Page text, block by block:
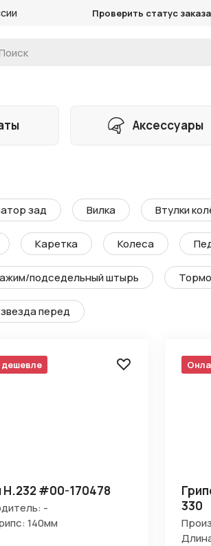
Проверить статус заказа
Аксессуары
зад Вилка Втулки
Каретка Колеса
подседельный штырь
перед
H.232 #00-170478
-
140мм
330